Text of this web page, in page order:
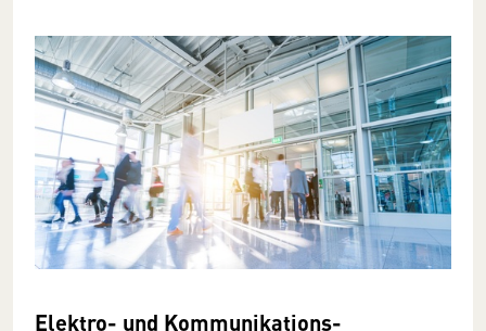
Elektro- und Kommunikations­